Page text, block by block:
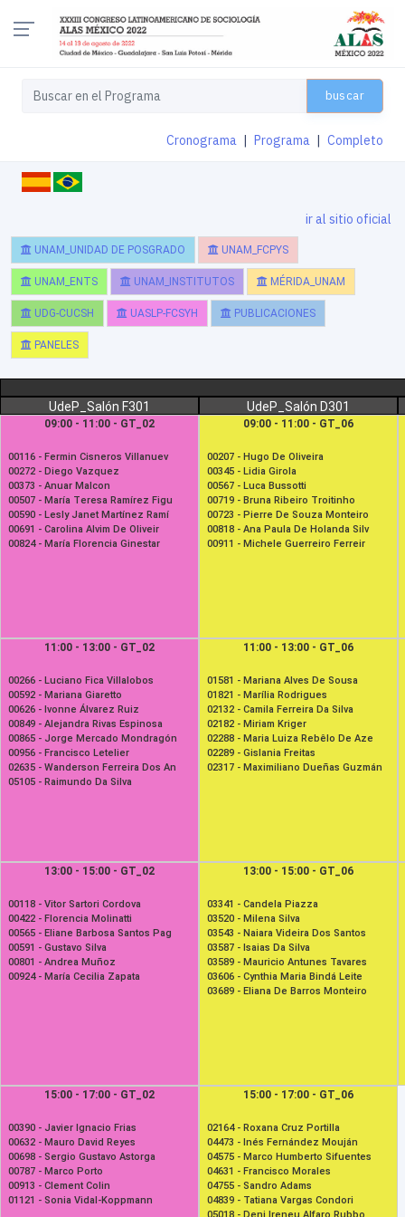
buscar
Cronograma Programa Completo
ir al sitio oficial
UNAM_UNIDAD DE POSGRADO UNAM_FCPYS
UNAM_ENTS UNAM_INSTITUTOS MÉRIDA_UNAM
UDG-CUCSH UASLP-FCSYH PUBLICACIONES
PANELES
UdeP_Salón F301
09:00 - 11:00 - GT_02
00116 - Fermin Cisneros Villanuev
00272 - Diego Vazquez
00373 - Anuar Malcon
00507 - María Teresa Ramírez Figu
00590 - Lesly Janet Martínez Ramí
00691 - Carolina Alvim De Oliveir
00824 - María Florencia Ginestar
11:00 - 13:00 - GT_02
00266 - Luciano Fica Villalobos
00592 - Mariana Giaretto
00626 - Ivonne Álvarez Ruiz
00849 - Alejandra Rivas Espinosa
00865 - Jorge Mercado Mondragón
00956 - Francisco Letelier
02635 - Wanderson Ferreira Dos An
05105 - Raimundo Da Silva
13:00 - 15:00 - GT_02
00118 - Vitor Sartori Cordova
00422 - Florencia Molinatti
00565 - Eliane Barbosa Santos Pag
00591 - Gustavo Silva
00801 - Andrea Muñoz
00924 - María Cecilia Zapata
15:00 - 17:00 - GT_02
00390 - Javier Ignacio Frias
00632 - Mauro David Reyes
00698 - Sergio Gustavo Astorga
00787 - Marco Porto
00913 - Clement Colin
01121 - Sonia Vidal-Koppmann
UdeP_Salón D301
09:00 - 11:00 - GT_06
00207 - Hugo De Oliveira
00345 - Lidia Girola
00567 - Luca Bussotti
00719 - Bruna Ribeiro Troitinho
00723 - Pierre De Souza Monteiro
00818 - Ana Paula De Holanda Silv
00911 - Michele Guerreiro Ferreir
11:00 - 13:00 - GT_06
01581 - Mariana Alves De Sousa
01821 - Marília Rodrigues
02132 - Camila Ferreira Da Silva
02182 - Miriam Kriger
02288 - Maria Luiza Rebêlo De Aze
02289 - Gislania Freitas
02317 - Maximiliano Dueñas Guzmán
13:00 - 15:00 - GT_06
03341 - Candela Piazza
03520 - Milena Silva
03543 - Naiara Videira Dos Santos
03587 - Isaias Da Silva
03589 - Mauricio Antunes Tavares
03606 - Cynthia Maria Bindá Leite
03689 - Eliana De Barros Monteiro
15:00 - 17:00 - GT_06
02164 - Roxana Cruz Portilla
04473 - Inés Fernández Mouján
04575 - Marco Humberto Sifuentes
04631 - Francisco Morales
04755 - Sandro Adams
04839 - Tatiana Vargas Condori
05018 - Deni Ireneu Alfaro Rubbo